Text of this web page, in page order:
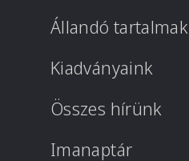
Állandó tartalmak
Kiadványaink
Összes hírünk
Imanaptár